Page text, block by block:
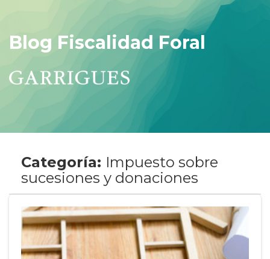
Blog Fiscalidad Foral
Categoría: Impuesto sobre
sucesiones y donaciones